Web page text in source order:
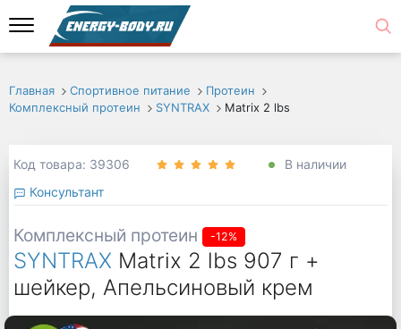
Главная Спортивное питание
Протеин
Комплексный протеин
SYNTRAX Matrix 2 lbs
Код товара: 39306
В наличии
Консультант
Комплексный протеин -12%
SYNTRAX Matrix 2 lbs 907 г +
шейкер, Апельсиновый крем